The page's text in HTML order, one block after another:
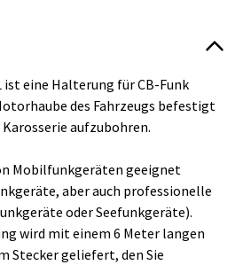
ist eine Halterung für CB-Funk
des Fahrzeugs befestigt
aufzubohren.
Mobilfunkgeräten geeignet
aber auch professionelle
oder Seefunkgeräte).
wird mit einem 6 Meter langen
Stecker geliefert, den Sie